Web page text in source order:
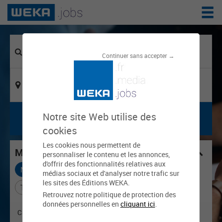
Continuer sans accepter →
Notre site Web utilise des
cookies
Les cookies nous permettent de
personnaliser le contenu et les annonces,
d'offrir des fonctionnalités relatives aux
médias sociaux et d'analyser notre trafic sur
les sites des Éditions WEKA.
Retrouvez notre politique de protection des
données personnelles en cliquant ici.
Mes critères choisis
Métier : Agente / Agent de restauration X
Tout effacer
Catégorie